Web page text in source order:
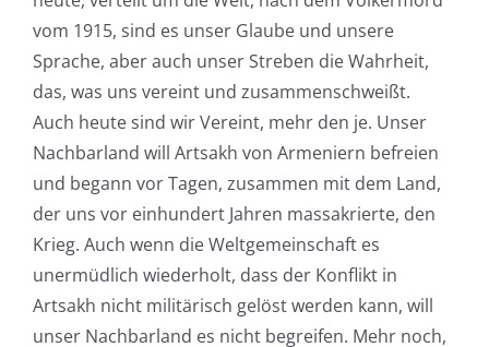
vom 1915, sind es unser Glaube und unsere
Sprache, aber auch unser Streben die Wahrheit,
das, was uns vereint und zusammenschweißt.
Auch heute sind wir Vereint, mehr den je. Unser
Nachbarland will Artsakh von Armeniern befreien
und begann vor Tagen, zusammen mit dem Land,
der uns vor einhundert Jahren massakrierte, den
Krieg. Auch wenn die Weltgemeinschaft es
unermüdlich wiederholt, dass der Konflikt in
Artsakh nicht militärisch gelöst werden kann, will
unser Nachbarland es nicht begreifen. Mehr noch,